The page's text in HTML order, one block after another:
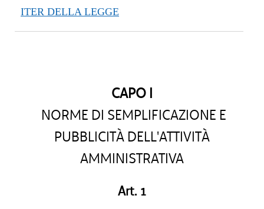
ITER DELLA LEGGE
CAPO I
NORME DI SEMPLIFICAZIONE E
PUBBLICITÀ DELL'ATTIVITÀ
AMMINISTRATIVA
Art. 1